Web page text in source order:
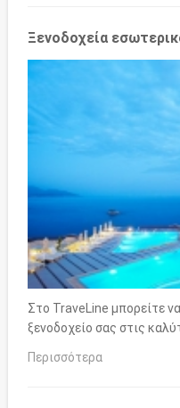
Ξενοδοχεία
Στο TraveLine μπορείτε
ξενοδοχείο σας στις
Περισσότερα